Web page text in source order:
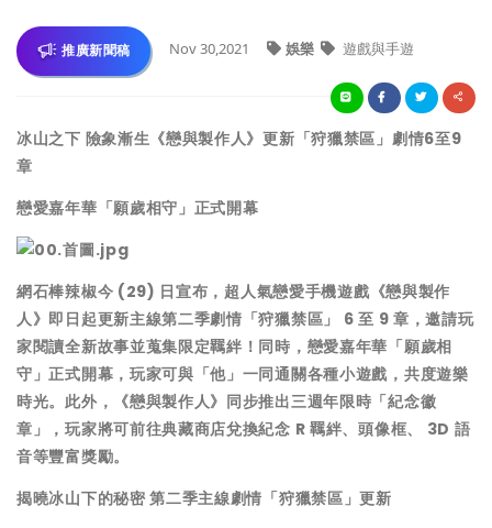
推廣新聞稿 Nov 30,2021 娛樂 遊戲與手遊
冰山之下 險象漸生《戀與製作人》更新「狩獵禁區」劇情6至9
章
戀愛嘉年華「願歲相守」正式開幕
網石棒辣椒今 (29) 日宣布，超人氣戀愛手機遊戲《戀與製作
人》即日起更新主線第二季劇情「狩獵禁區」 6 至 9 章，邀請玩
家閱讀全新故事並蒐集限定羈絆！同時，戀愛嘉年華「願歲相
守」正式開幕，玩家可與「他」一同通關各種小遊戲，共度遊樂
時光。此外，《戀與製作人》同步推出三週年限時「紀念徽
章」，玩家將可前往典藏商店兌換紀念 R 羈絆、頭像框、 3D 語
音等豐富獎勵。
揭曉冰山下的秘密 第二季主線劇情「狩獵禁區」更新